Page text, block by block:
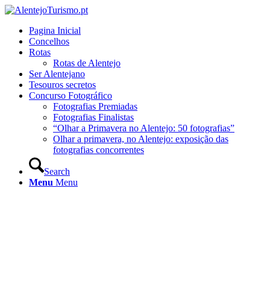
Pagina Inicial
Concelhos
Rotas
Rotas de Alentejo
Ser Alentejano
Tesouros secretos
Concurso Fotográfico
Fotografias Premiadas
Fotografias Finalistas
“Olhar a Primavera no Alentejo: 50 fotografias”
Olhar a primavera, no Alentejo: exposição das
fotografias concorrentes
Search
Menu Menu